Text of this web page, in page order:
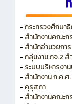
- กระทรวงศึกษาธิ
- สำนักงานคณะก
- สำนักอำนวยกา
- กลุ่มงาน กจ.2 ส
- ระบบบริหารงา
- สำนักงาน ก.ค.ศ.
- คุรุสภา